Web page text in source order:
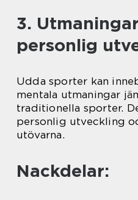
3.
personlig
Udda sporter kan
mentala utmaningar
traditionella sporter.
personlig utveckling
utövarna.
Nackdelar: